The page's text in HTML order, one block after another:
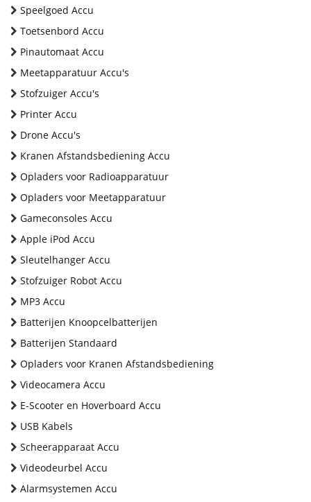
Speelgoed Accu
Toetsenbord Accu
Pinautomaat Accu
Meetapparatuur Accu's
Stofzuiger Accu's
Printer Accu
Drone Accu's
Kranen Afstandsbediening Accu
Opladers voor Radioapparatuur
Opladers voor Meetapparatuur
Gameconsoles Accu
Apple iPod Accu
Sleutelhanger Accu
Stofzuiger Robot Accu
MP3 Accu
Batterijen Knoopcelbatterijen
Batterijen Standaard
Opladers voor Kranen Afstandsbediening
Videocamera Accu
E-Scooter en Hoverboard Accu
USB Kabels
Scheerapparaat Accu
Videodeurbel Accu
Alarmsystemen Accu